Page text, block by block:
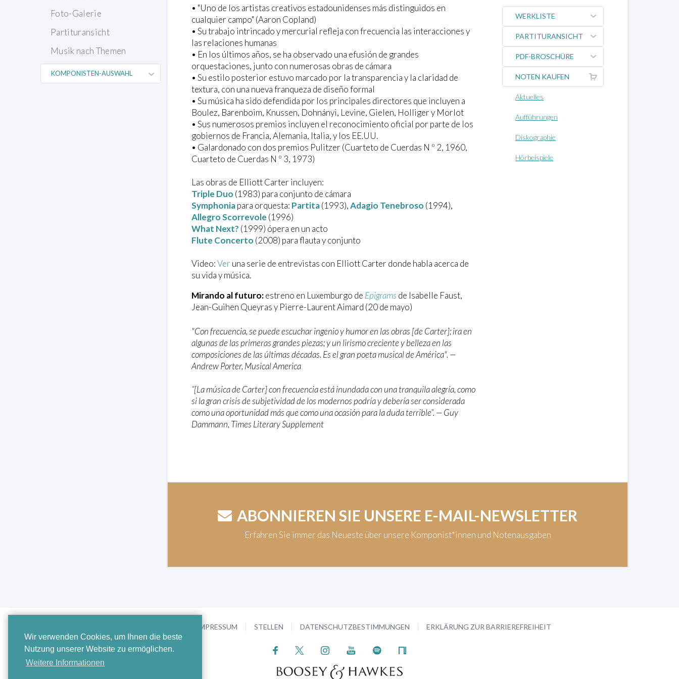
Wir verwenden Cookies, um Ihnen die beste
Nutzung unserer Website zu ermöglichen.
Weitere Informationen
Foto-Galerie
Partituransicht
Musik nach Themen
• "Uno de los artistas creativos estadounidenses más distinguidos en
cualquier campo" (Aaron Copland)
• Su trabajo intrincado y mercurial refleja con frecuencia las interacciones y
las relaciones humanas
• En los últimos años, se ha observado una efusión de grandes
orquestaciones, junto con numerosas obras de cámara
• Su estilo posterior estuvo marcado por la transparencia y la claridad de
textura, con una nueva franqueza de diseño formal
• Su música ha sido defendida por los principales directores que incluyen a
Boulez, Barenboim, Knussen, Dohnányi, Levine, Gielen, Holliger y Morlot
• Sus numerosos premios incluyen el reconocimiento oficial por parte de los
gobiernos de Francia, Alemania, Italia, y los EE.UU.
• Galardonado con dos premios Pulitzer (Cuarteto de Cuerdas N º 2, 1960,
Cuarteto de Cuerdas N º 3, 1973)
Las obras de Elliott Carter incluyen:
Triple Duo (1983) para conjunto de cámara
Symphoniapara orquesta: Partita(1993),Adagio Tenebroso (1994),
Allegro Scorrevole (1996)
What Next? (1999) ópera en un acto
Flute Concerto (2008) para flauta y conjunto
Video:Ver una serie de entrevistas con Elliott Carter donde habla acerca de
su vida y música.
Mirando al futuro:estreno en Luxemburgo de Epigrams de Isabelle Faust,
Jean-Guihen Queyras y Pierre-Laurent Aimard (20 de mayo)
"Con frecuencia, se puede escuchar ingenio y humor en las obras [de Carter]; ira en
algunas de las primeras grandes piezas; y un lirismo creciente y belleza en las
composiciones de las últimas décadas. Es el gran poeta musical de América". —
Andrew Porter, Musical America
“[La música de Carter] con frecuencia está inundada con una tranquila alegría, como
si la gran crisis de subjetividad de los modernos podría y debería ser considerada
como una oportunidad más que como una ocasión para la duda terrible”. — Guy
Dammann, Times Literary Supplement
WERKLISTE
PARTITURANSICHT
PDF-BROSCHÜRE
NOTEN KAUFEN
Aktuelles
Aufführungen
Diskographie
Hörbeispiele
ABONNIEREN SIE UNSERE E-MAIL-NEWSLETTER
Erfahren Sie immer das Neueste über unsere Komponist*innen und Notenausgaben
KONTAKT/IMPRESSUM STELLEN DATENSCHUTZBESTIMMUNGEN ERKLÄRUNG ZUR BARRIEREFREIHEIT